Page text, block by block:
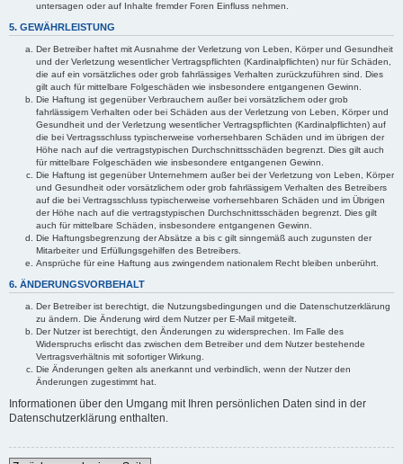
untersagen oder auf Inhalte fremder Foren Einfluss nehmen.
5. GEWÄHRLEISTUNG
Der Betreiber haftet mit Ausnahme der Verletzung von Leben, Körper und Gesundheit
und der Verletzung wesentlicher Vertragspflichten (Kardinalpflichten) nur für Schäden,
die auf ein vorsätzliches oder grob fahrlässiges Verhalten zurückzuführen sind. Dies
gilt auch für mittelbare Folgeschäden wie insbesondere entgangenen Gewinn.
Die Haftung ist gegenüber Verbrauchern außer bei vorsätzlichem oder grob
fahrlässigem Verhalten oder bei Schäden aus der Verletzung von Leben, Körper und
Gesundheit und der Verletzung wesentlicher Vertragspflichten (Kardinalpflichten) auf
die bei Vertragsschluss typischerweise vorhersehbaren Schäden und im übrigen der
Höhe nach auf die vertragstypischen Durchschnittsschäden begrenzt. Dies gilt auch
für mittelbare Folgeschäden wie insbesondere entgangenen Gewinn.
Die Haftung ist gegenüber Unternehmern außer bei der Verletzung von Leben, Körper
und Gesundheit oder vorsätzlichem oder grob fahrlässigem Verhalten des Betreibers
auf die bei Vertragsschluss typischerweise vorhersehbaren Schäden und im Übrigen
der Höhe nach auf die vertragstypischen Durchschnittsschäden begrenzt. Dies gilt
auch für mittelbare Schäden, insbesondere entgangenen Gewinn.
Die Haftungsbegrenzung der Absätze a bis c gilt sinngemäß auch zugunsten der
Mitarbeiter und Erfüllungsgehilfen des Betreibers.
Ansprüche für eine Haftung aus zwingendem nationalem Recht bleiben unberührt.
6. ÄNDERUNGSVORBEHALT
Der Betreiber ist berechtigt, die Nutzungsbedingungen und die Datenschutzerklärung
zu ändern. Die Änderung wird dem Nutzer per E-Mail mitgeteilt.
Der Nutzer ist berechtigt, den Änderungen zu widersprechen. Im Falle des
Widerspruchs erlischt das zwischen dem Betreiber und dem Nutzer bestehende
Vertragsverhältnis mit sofortiger Wirkung.
Die Änderungen gelten als anerkannt und verbindlich, wenn der Nutzer den
Änderungen zugestimmt hat.
Informationen über den Umgang mit Ihren persönlichen Daten sind in der
Datenschutzerklärung enthalten.